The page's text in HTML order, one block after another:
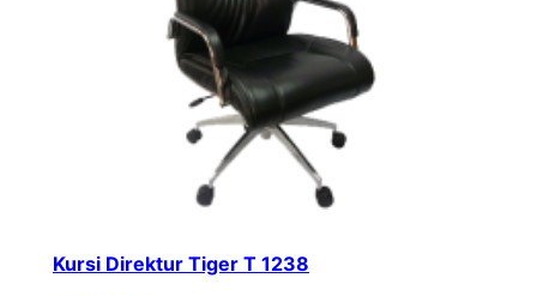
Kursi Direktur Tiger T 1238